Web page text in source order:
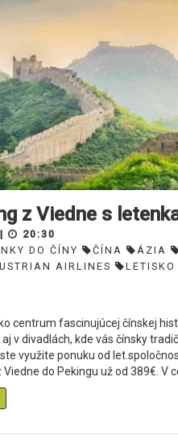
z Viedne s
20:30
DO ČÍNY ČÍNA ÁZIA
AIRLINES
LETISKO
centrum fascinujúcej čínskej
v divadlách, kde vás čínsky
využite ponuku od
do Pekingu už od 389€. V